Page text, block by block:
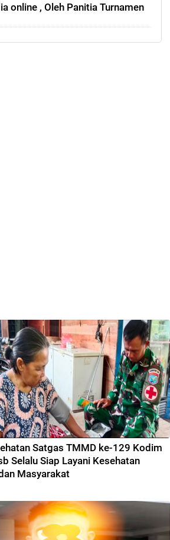
online , Oleh Panitia Turnamen
Satgas TMMD ke-129 Kodim
Selalu Siap Layani Kesehatan
Masyarakat